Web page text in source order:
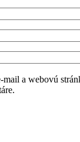
a webovú